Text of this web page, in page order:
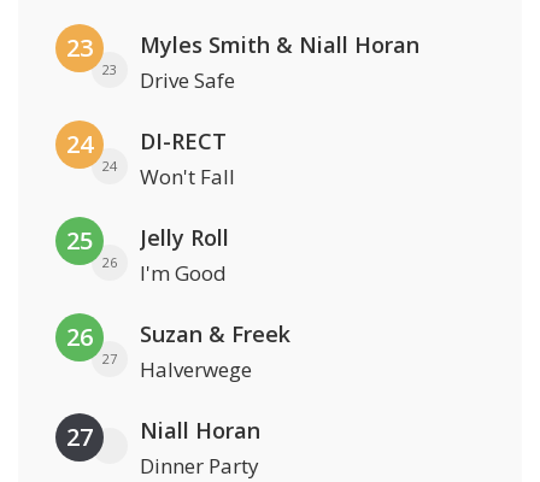
23
23
Myles Smith & Niall Horan
Drive Safe
24
24
DI-RECT
Won't Fall
25
26
Jelly Roll
I'm Good
26
27
Suzan & Freek
Halverwege
27 Niall Horan
Dinner Party